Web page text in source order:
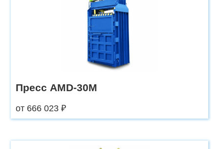
Пресс AMD-30М
от 666 023 ₽